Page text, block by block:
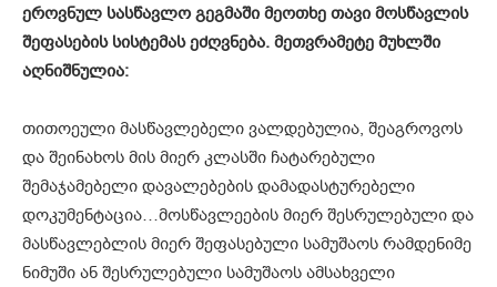
ეროვნულ სასწავლო გეგმაში მეოთხე თავი მოსწავლის
შეფასების სისტემას ეძღვნება. მეთვრამეტე მუხლში
აღნიშნულია:
თითოეული მასწავლებელი ვალდებულია, შეაგროვოს
და შეინახოს მის მიერ კლასში ჩატარებული
შემაჯამებელი დავალებების დამადასტურებელი
დოკუმენტაცია…მოსწავლეების მიერ შესრულებული და
მასწავლებლის მიერ შეფასებული სამუშაოს რამდენიმე
ნიმუში ან შესრულებული სამუშაოს ამსახველი